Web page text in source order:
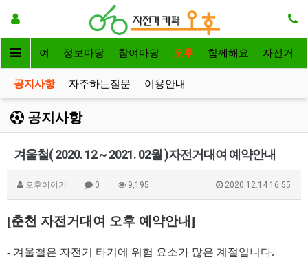
전거대여 정보마당 참여마당 오후 함께해요 자전거
공지사항 자주하는질문 이용안내
공지사항
겨울철( 2020. 12 ~ 2021. 02월 )자전거대여 예약안내
오후이야기 0 9,195 2020.12.14 16:55
[춘천 자전거대여 오후 예약안내]
- 겨울철은 자전거 타기에 위험 요소가 많은 계절입니다.